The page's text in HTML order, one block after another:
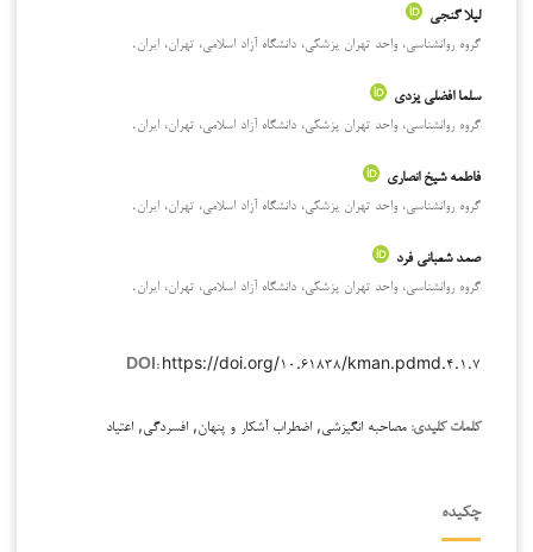
لیلا گنجی
گروه روانشناسی، واحد تهران پزشکی، دانشگاه آزاد اسلامی، تهران، ایران.
سلما افضلی یزدی
گروه روانشناسی، واحد تهران پزشکی، دانشگاه آزاد اسلامی، تهران، ایران.
فاطمه شیخ انصاری
گروه روانشناسی، واحد تهران پزشکی، دانشگاه آزاد اسلامی، تهران، ایران.
صمد شعبانی فرد
گروه روانشناسی، واحد تهران پزشکی، دانشگاه آزاد اسلامی، تهران، ایران.
DOI: https://doi.org/۱۰.۶۱۸۳۸/kman.pdmd.۴.۱.۷
کلمات کلیدی: مصاحبه انگیزشی, اضطراب آشکار و پنهان, افسردگی, اعتیاد
چکیده